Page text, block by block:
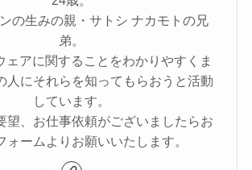
の生みの親・サトシ ナカモトの兄
弟。
ェアに関することをわかりやすくま
人にそれらを知ってもらおうと活動
しています。
望、お仕事依頼がございましたらお
ォームよりお願いいたします。